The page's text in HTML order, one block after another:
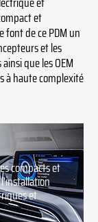
et
de ce PDM un
et les
que les OEM
à haute complexité
compacts et
et